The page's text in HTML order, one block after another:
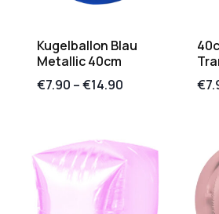
Kugelballon Blau
Metallic 40cm
€7.90 –€14.90
€